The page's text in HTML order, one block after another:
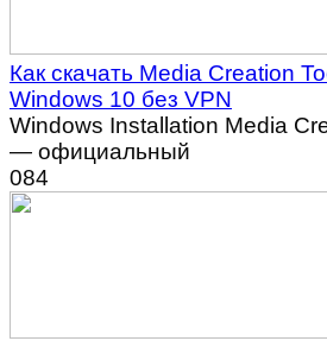
Как скачать Media Creation
Windows 10 без VPN
Windows Installation Media
— официальный
084